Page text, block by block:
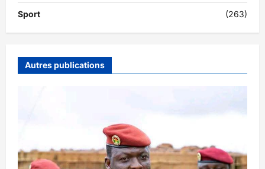
Sport (263)
Autres publications